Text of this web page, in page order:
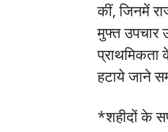
कीं, जिनमें
मुफ्त उपचार
प्राथमिकता
हटाये जाने
*शहीदों के